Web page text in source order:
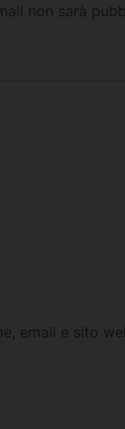
non sarà
email e sito